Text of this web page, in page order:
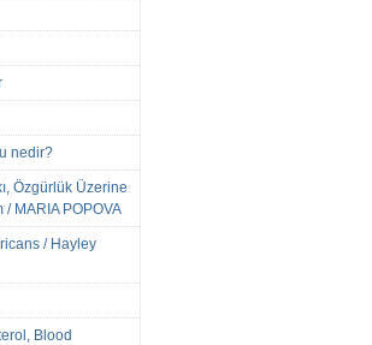
nedir?
Özgürlük Üzerine
MARIA POPOVA
/ Hayley
Blood